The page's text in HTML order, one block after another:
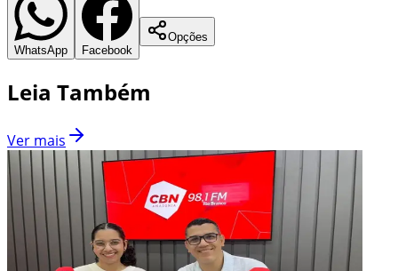
WhatsApp Facebook
Opções
Leia Também
Ver mais